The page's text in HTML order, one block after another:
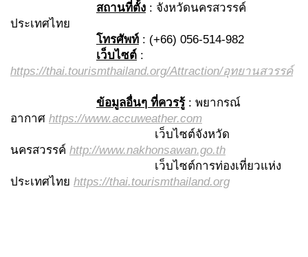
สถานที่ตั้ง : จังหวัดนครสวรรค์
ประเทศไทย
โทรศัพท์ : (+66) 056-514-982
เว็บไซต์ :
https://thai.tourismthailand.org/Attraction/อุทยานสวรรค์
ข้อมูลอื่นๆ ที่ควรรู้: พยากรณ์
อากาศ https://www.accuweather.com
เว็บไซต์จังหวัด
นครสวรรค์ http://www.nakhonsawan.go.th
เว็บไซต์การท่องเที่ยวแห่ง
ประเทศไทย https://thai.tourismthailand.org